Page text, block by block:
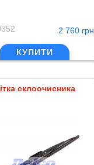
2 760 грн
КУПИТИ
склоочисника